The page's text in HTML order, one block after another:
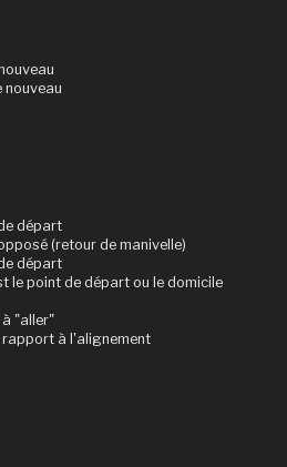
nouveau
départ
(retour de manivelle)
départ
le point de départ ou le domicile
"aller"
à l'alignement